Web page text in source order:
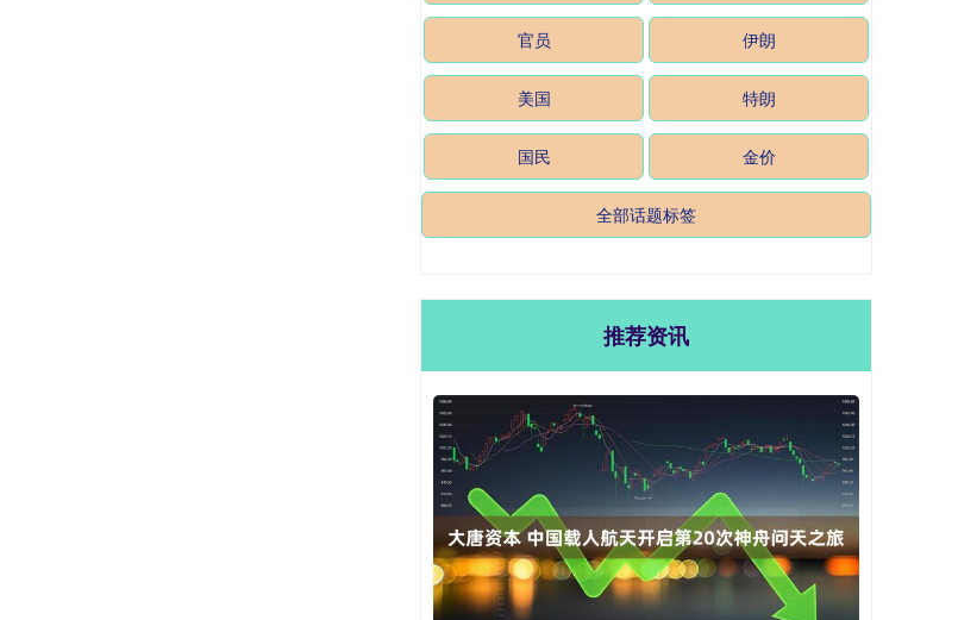
官员 伊朗
美国 特朗
国民 金价
全部话题标签
推荐资讯